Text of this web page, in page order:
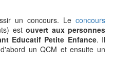
un concours. Le concours
est ouvert aux personnes
Educatif Petite Enfance. Il
un QCM et ensuite un